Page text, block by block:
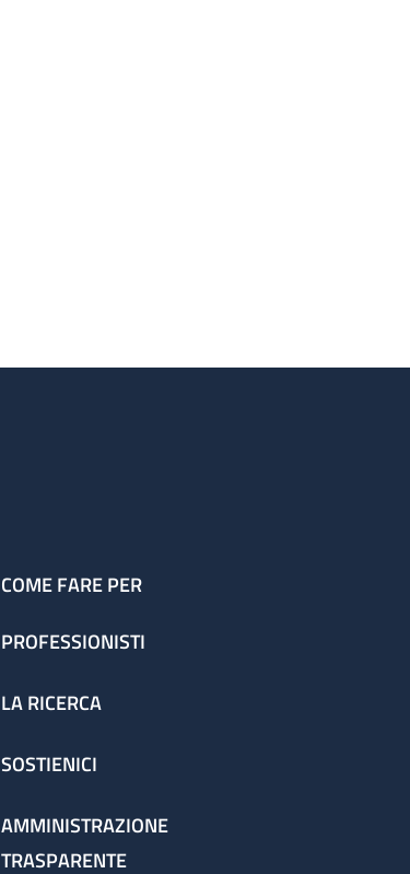
COME FARE PER
PROFESSIONISTI
LA RICERCA
SOSTIENICI
AMMINISTRAZIONE
TRASPARENTE